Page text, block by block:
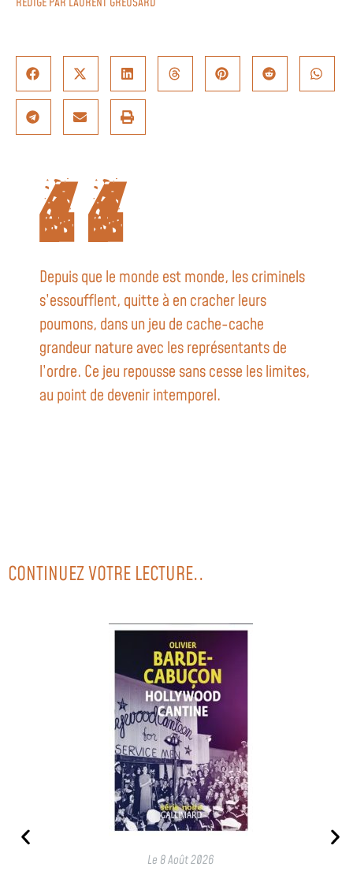
Depuis que le monde est monde, les criminels
s’essoufflent, quitte à en cracher leurs
poumons, dans un jeu de cache-cache
grandeur nature avec les représentants de
l’ordre. Ce jeu repousse sans cesse les limites,
au point de devenir intemporel.
CONTINUEZ VOTRE LECTURE..
Le 8 Août 2026